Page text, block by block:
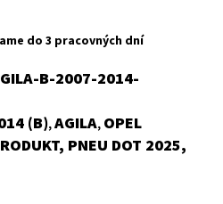
is:
150,32 €.
do 3 pracovných dní
B-2007-2014-
(B),AGILA, OPEL
PNEU DOT 2025,